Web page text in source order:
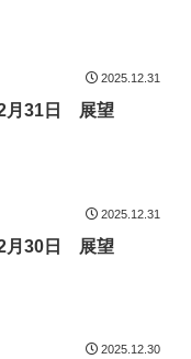
2025.12.31
月31日 展望
2025.12.31
月30日 展望
2025.12.30